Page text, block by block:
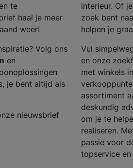
te
haal je meer
weer!
Volg ons
en
je bent altijd als
nieuwsbrief
interieur. Of
zoek bent
helpen je
Vul
en onze
met winkels
assortiment
deskundig
om je te
realiseren.
passie voor
topservice